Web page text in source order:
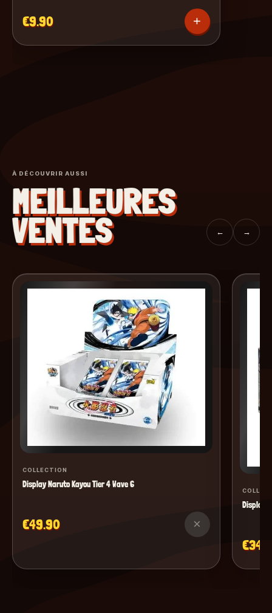
€9.90 +
À DÉCOUVRIR AUSSI
MEILLEURES
VENTES ← →
COLLECTION
Display Naruto Kayou Tier 4 Wave 6
€49.90 ×
Display